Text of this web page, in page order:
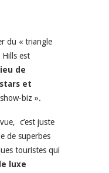
du « triangle
Hills est
lieu de
et
biz ».
c’est juste
de superbes
touristes qui
luxe